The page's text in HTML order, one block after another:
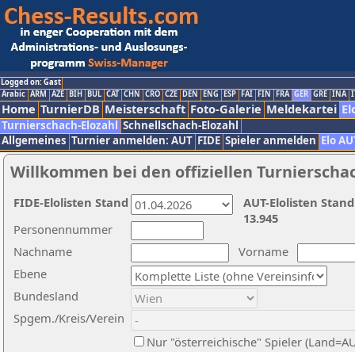
Logged on: Gast
Arabic ARM AZE BIH BUL CAT CHN CRO CZE DEN ENG ESP FAI FIN FRA GER GRE INA
Home TurnierDB Meisterschaft Foto-Galerie Meldekartei
Turnierschach-Elozahl Schnellschach-Elozahl
Allgemeines Turnier anmelden: AUT FIDE Spieler anmelden Elo
Willkommen bei den offiziellen
Nachname
Vorname
Ebene
Personennummer
Bundesland
Spgem./Kreis/Verein
Nur "österreichische" Spieler
AUT-Elolisten
13.945
FIDE-Elolisten Stand